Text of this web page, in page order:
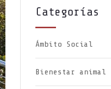
Categorías
Ámbito Social
Bienestar animal